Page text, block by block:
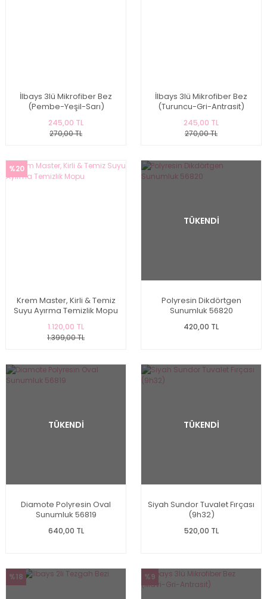
İlbays 3lü Mikrofiber Bez
(Pembe-Yeşil-Sarı)
245,00 TL
270,00 TL
İlbays 3lü Mikrofiber Bez
(Turuncu-Gri-Antrasit)
245,00 TL
270,00 TL
%20
Krem Master, Kirli & Temiz
Suyu Ayırma Temizlik Mopu
1.120,00 TL
1.399,00 TL
TÜKENDİ
Polyresin Dikdörtgen
Sunumluk 56820
420,00 TL
TÜKENDİ
Diamote Polyresin Oval
Sunumluk 56819
640,00 TL
TÜKENDİ
Siyah Sundor Tuvalet Fırçası
(9h32)
520,00 TL
%18 %9